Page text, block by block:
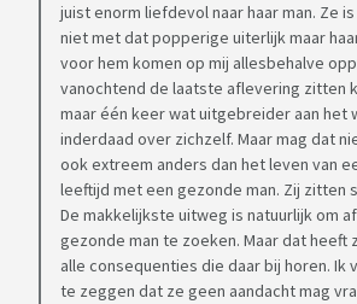
juist enorm liefdevol naar haar man. Ze
niet met dat popperige uiterlijk maar
voor hem komen op mij allesbehalve
vanochtend de laatste aflevering zitten
maar één keer wat uitgebreider aan het
inderdaad over zichzelf. Maar mag dat
ook extreem anders dan het leven van
leeftijd met een gezonde man. Zij zitten
De makkelijkste uitweg is natuurlijk om
gezonde man te zoeken. Maar dat heeft
alle consequenties die daar bij horen. Ik
te zeggen dat ze geen aandacht mag